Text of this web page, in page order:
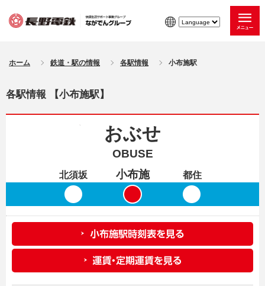
ホーム 鉄道・駅の情報 各駅情報 小布施駅
各駅情報 【小布施駅】
おぶせ
OBUSE
北須坂 小布施 都住